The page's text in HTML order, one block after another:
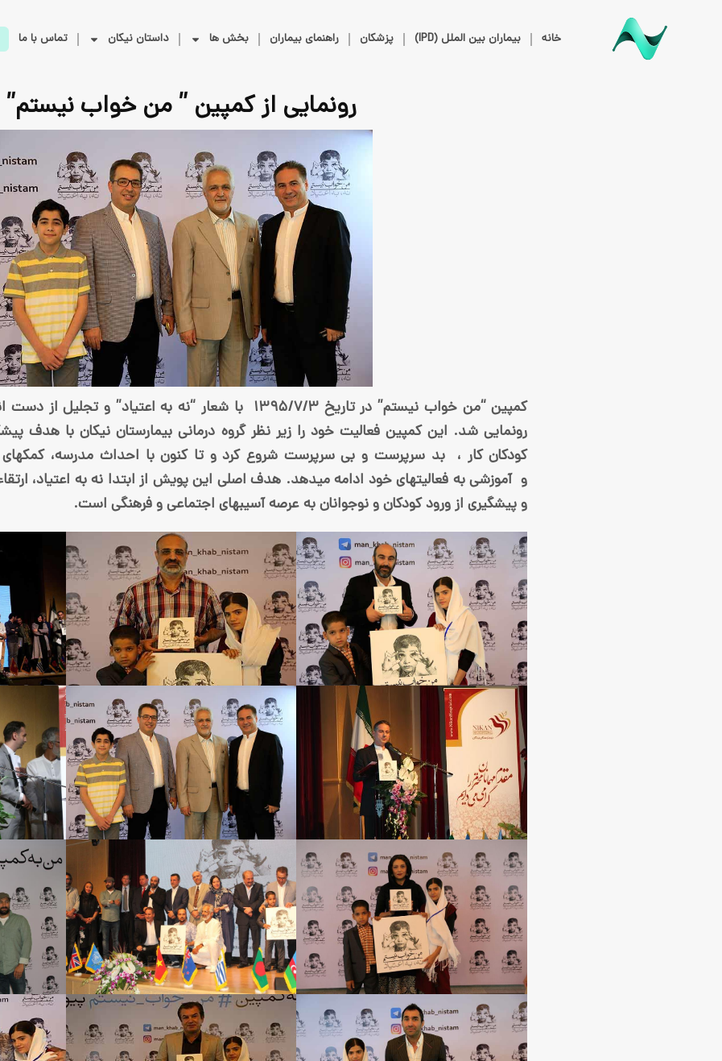
خانه بیماران بین الملل (IPD) پزشکان راهنمای بیماران بخش ها داستان نیکان تماس با ما
رونمایی از کمپین ” من خواب نیستم”
کمپین “من خواب نیستم” در تاریخ ۱۳۹۵/۷/۳ با شعار “نه به
رونمایی شد. این کمپین فعالیت خود را زیر نظر گروه درمانی بیمارستان نیکان با هدف
کودکان کار ، بد سرپرست و بی سرپرست شروع کرد و تا کنون با احداث مدرسه، کمک­های
و آموزشی به فعالیت­های خود ادامه می­دهد. هدف اصلی این پویش از ابتدا نه به اعتیاد،
و پیشگیری از ورود کودکان و نوجوانان به عرصه آسیب­های اجتماعی و فرهنگی است.